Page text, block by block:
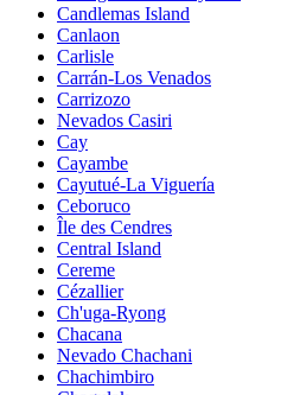
Candlemas Island
Canlaon
Carlisle
Carrán-Los Venados
Carrizozo
Nevados Casiri
Cay
Cayambe
Cayutué-La Viguería
Ceboruco
Île des Cendres
Central Island
Cereme
Cézallier
Ch'uga-Ryong
Chacana
Nevado Chachani
Chachimbiro